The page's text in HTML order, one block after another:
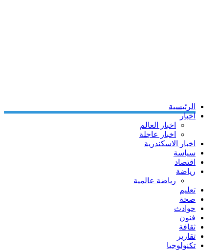
الرئيسية
اخبار
اخبار العالم
اخبار عاجلة
اخبار الاسكندرية
سياسة
اقتصاد
رياضة
رياضة عالمية
تعليم
صحة
حوادث
فنون
ثقافة
تقارير
تكنولوجيا